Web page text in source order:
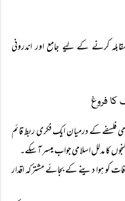
کرنے کے لیے جامع اور اندرونی
کا فروغ
فلسفے کے درمیان ایک فکری ربط قائم
کا مدلل اسلامی جواب میسر آ سکے۔
کو ہوا دینے کے بجائے مشترکہ اقدار